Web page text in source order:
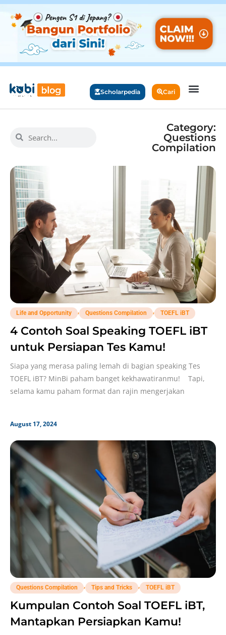
Scholarpedia Cari
Category:
Questions
Compilation
Life and Opportunity Questions Compilation TOEFL iBT
4 Contoh Soal Speaking TOEFL iBT
untuk Persiapan Tes Kamu!
Siapa yang merasa paling lemah di bagian speaking Tes
TOEFL iBT? MinBi paham banget kekhawatiranmu! Tapi,
selama kamu paham format dan rajin mengerjakan
August 17, 2024
Questions Compilation , Tips and Tricks , TOEFL iBT
Kumpulan Contoh Soal TOEFL iBT,
Mantapkan Persiapkan Kamu!